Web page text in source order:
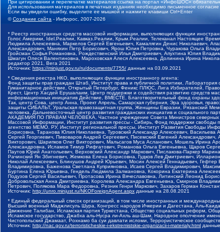
При цитировании и перепечатке материалов ссылка на портал «ИнфоШОС»
Для использования материалов в печатных изданиях необходимо письменное
Если вы увидели ошибку, выделите ее мышкой и нажмите клавиши Ctrl+Enter
©Создание сайта - Инфорос, 2007-2026
* Реестр иностранных средств массовой информации, выполняющих функции
Голос Америки, Idel.Реалии, Кавказ.Реалии, Крым.Реалии, Телеканал Настоящее
Людмила Алексеевна, Маркелов Сергей Евгеньевич, Камалягин Денис Николаевич,
Александрович, Маняхин Петр Борисович, Ярош Юлия Петровна, Чуракова Ольга
Гройсман Софья Романовна, Рождественский Илья Дмитриевич, Апухтина Юлия
Шмагун Олеся Валентиновна, Мароховская Алеся Алексеевна, Долинина Ирина
редактор 2021, Вега 2021
Источник: https://minjust.gov.ru/ru/documents/7755/ данные на 03.09.2021
* Сведения реестра НКО, выполняющих функции иностранного агента:
Фонд защиты прав граждан Штаб, Институт права и публичной политики,
Гуманитарное действие, Открытый Петербург, Феникс ПЛЮС, Лига Избирателей,
Крест, Центр Хасдей Ерушалаим, Центр поддержки и содействия развитию средств
информационных инициатив Действие, ВМЕСТЕ, Благотворительный фонд охраны
Так, центр Сова, центр Анна, Проект Апрель, Самарская губерния, Эра здоровья,
защиты СИБАЛЬТ, Уральская правозащитная группа, Женщины Евразии, Рязанский
человека, Дальневосточный центр развития гражданских инициатив и социального
АКАДЕМИЯ ПО ПРАВАМ ЧЕЛОВЕКА, Частное учреждение Совета Министров северных
Массовой Информации, Институт развития прессы - Сибирь, Фонд поддержки
агентство МЕМО. РУ, Институт региональной прессы, Институт Развития Свободы
Борисовна, Таранова Юлия Николаевна, Туровский Александр Алексеевич,
Сергей Георгиевич, Пивоваров Андрей Сергеевич, Писемский Евгений
Викторович, Шарипков Олег Викторович, Мальсагов Муса Асланович, Мошель Ирина
Александровна, Исламов Тимур Рифгатович, Романова Ольга Евгеньевна, Щаров
Паутов Юрий Анатольевич, Верховский Александр Маркович, Пислакова-Паркер
Рачинский Ян Збигневич, Жемкова Елена Борисовна, Гудков Лев Дмитриевич,
Николай Алексеевич, Блинушов Андрей Юрьевич, Мосин Алексей Геннадьевич,
Владимировна, Баженова Светлана Куприяновна, Исаев Сергей Владимирович,
Буртина Елена Юрьевна, Гендель Людмила Залмановна, Кокорина Екатерина
Подузов Сергей Васильевич, Протасова Ирина Вячеславовна, Литинский Леонид
Добровольская Анна Дмитриевна, Королева Александра Евгеньевна, Смирнов
Петрович, Полякова Мара Федоровна, Резник Генри Маркович, Захаров Герман
Источник: http://unro.minjust.ru/NKOForeignAgent.aspx данные на 28.08.2021
* Единый федеральный список организаций, в том числе иностранных и
Высший военный Маджлисуль Шура, Конгресс народов Ичкерии и Дагестана, Аль-
Движение Талибан, Исламская партия Туркестана, Общество социальных реформ,
Исламское государство, Джабха аль-Нусра ли-Ахль аш-Шам, Народное ополчение
Чистопольский Джамаат, Рохнамо ба суи давлати исломи, Террористическое
Источник: http://nac.gov.ru/terroristicheskie-i-ekstremistskie-organizacii-i-materialy.html